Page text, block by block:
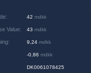
: 42 mdkk
Value: 43 mdkk
: 9,24 mdkk
-0,86 mdkk
DK0061078425